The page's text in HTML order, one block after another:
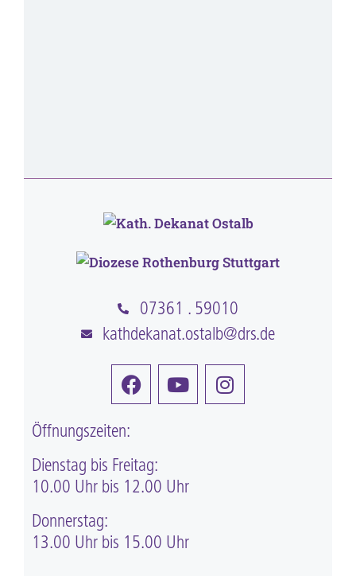
07361 . 59010
kathdekanat.ostalb@drs.de
Öffnungszeiten:
Dienstag bis Freitag:
10.00 Uhr bis 12.00 Uhr
Donnerstag:
13.00 Uhr bis 15.00 Uhr